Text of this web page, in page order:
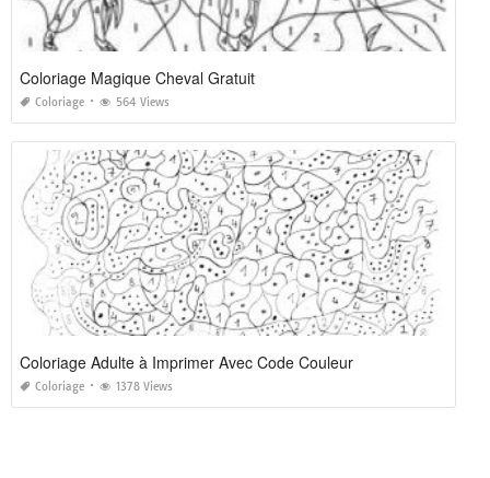
Coloriage Magique Cheval Gratuit
Coloriage 564 Views
Coloriage Adulte à Imprimer Avec Code Couleur
Coloriage 1378 Views